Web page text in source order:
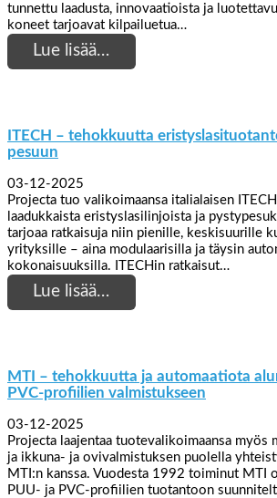
tunnettu laadusta, innovaatioista ja
koneet tarjoavat kilpailuetua…
Lue lisää…
ITECH – tehokkuutta
pesuun
03-12-2025
Projecta tuo valikoimaansa italialaisen
laadukkaista eristyslasilinjoista ja
tarjoaa ratkaisuja niin pienille, keskisuurille
yrityksille – aina modulaarisilla ja täysin
kokonaisuuksilla. ITECHin ratkaisut…
Lue lisää…
MTI – tehokkuutta ja automaatiota
PVC-profiilien valmistukseen
03-12-2025
Projecta laajentaa tuotevalikoimaansa myös
ja ikkuna- ja ovivalmistuksen puolella
MTI:n kanssa. Vuodesta 1992 toiminut MTI
PUU- ja PVC-profiilien tuotantoon